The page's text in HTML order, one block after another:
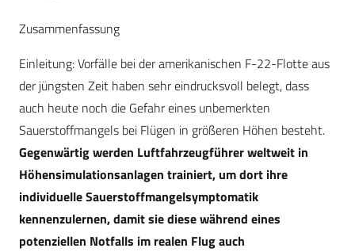
Zusammenfassung
Einleitung: Vorfälle bei der amerikanischen F-22-Flotte aus
der jüngsten Zeit haben sehr eindrucksvoll belegt, dass
auch heute noch die Gefahr eines unbemerkten
Sauerstoffmangels bei Flügen in größeren Höhen besteht.
Gegenwärtig werden Luftfahrzeugführer weltweit in
Höhensimulationsanlagen trainiert, um dort ihre
individuelle Sauerstoffmangelsymptomatik
kennenzulernen, damit sie diese während eines
potenziellen Notfalls im realen Flug auch